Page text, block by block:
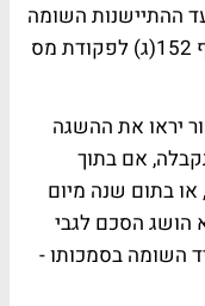
ההתיישנות השומה
לאחר הגשת השגה, לאור הוראות סעיף 152(ג) לפקודת מס
יראו את ההשגה
אם בתוך
בתום שנה מיום
הסכם לגבי
השומה בסמכותו -